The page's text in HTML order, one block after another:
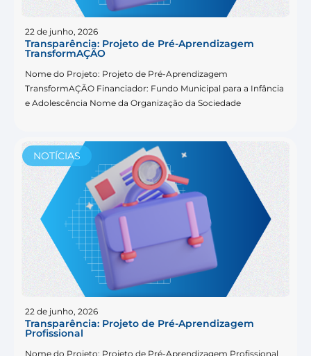
22 de junho, 2026
Transparência: Projeto de Pré-Aprendizagem
TransformAÇÃO
Nome do Projeto: Projeto de Pré-Aprendizagem
TransformAÇÃO Financiador: Fundo Municipal para a Infância
e Adolescência Nome da Organização da Sociedade
NOTÍCIAS
22 de junho, 2026
Transparência: Projeto de Pré-Aprendizagem
Profissional
Nome do Projeto: Projeto de Pré-Aprendizagem Profissional